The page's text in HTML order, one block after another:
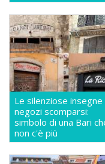
Le silenziose insegne
negozi scomparsi:
simbolo di una Bari
non c'è più